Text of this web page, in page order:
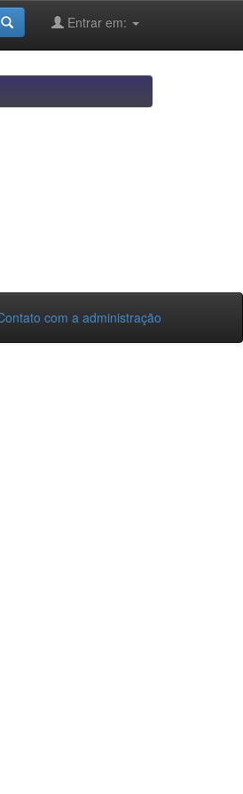
Entrar em:
com a administração